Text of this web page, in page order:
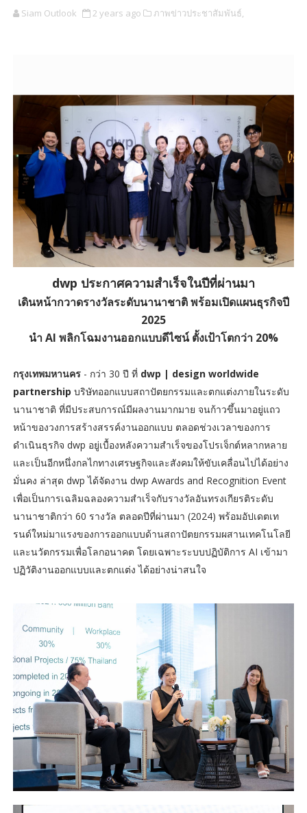
Siam Outlook 2 years ago ภาพข่าวประชาสัมพันธ์,
dwp ประกาศความสำเร็จในปีที่ผ่านมา
เดินหน้ากวาดรางวัลระดับนานาชาติ พร้อมเปิดแผนธุรกิจปี
2025
นำ AI พลิกโฉมงานออกแบบดีไซน์ ตั้งเป้าโตกว่า 20%
กรุงเทพมหานคร- กว่า 30 ปี ที่ dwp | design worldwide
partnership บริษัทออกแบบสถาปัตยกรรมและตกแต่งภายในระดับ
นานาชาติ ที่มีประสบการณ์มีผลงานมากมาย จนก้าวขึ้นมาอยู่แถว
หน้าของวงการสร้างสรรค์งานออกแบบ ตลอดช่วงเวลาของการ
ดำเนินธุรกิจ dwp อยู่เบื้องหลังความสำเร็จของโปรเจ็กต์หลากหลาย
และเป็นอีกหนึ่งกลไกทางเศรษฐกิจและสังคมให้ขับเคลื่อนไปได้อย่าง
มั่นคง ล่าสุด dwp ได้จัดงาน dwp Awards and Recognition Event
เพื่อเป็นการเฉลิมฉลองความสำเร็จกับรางวัลอันทรงเกียรติระดับ
นานาชาติกว่า 60 รางวัล ตลอดปีที่ผ่านมา (2024) พร้อมอัปเดตเท
รนด์ใหม่มาแรงของการออกแบบด้านสถาปัตยกรรมผสานเทคโนโลยี
และนวัตกรรมเพื่อโลกอนาคต โดยเฉพาะระบบปฏิบัติการ AI เข้ามา
ปฏิวัติงานออกแบบและตกแต่ง ได้อย่างน่าสนใจ